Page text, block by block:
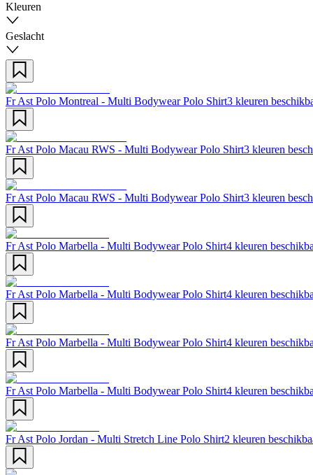
Kleuren
Geslacht
Fr Ast Polo Montreal - Multi Bodywear Polo Shirt3 kleuren
Fr Ast Polo Macau RWS - Multi Bodywear Polo Shirt3 kleuren
Fr Ast Polo Macau RWS - Multi Bodywear Polo Shirt3 kleuren
Fr Ast Polo Marbella - Multi Bodywear Polo Shirt4 kleuren
Fr Ast Polo Marbella - Multi Bodywear Polo Shirt4 kleuren
Fr Ast Polo Marbella - Multi Bodywear Polo Shirt4 kleuren
Fr Ast Polo Marbella - Multi Bodywear Polo Shirt4 kleuren
Fr Ast Polo Jordan - Multi Stretch Line Polo Shirt2 kleuren